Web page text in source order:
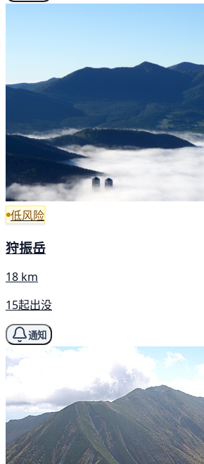
低风险
狩振岳
18 km
15起出没
通知